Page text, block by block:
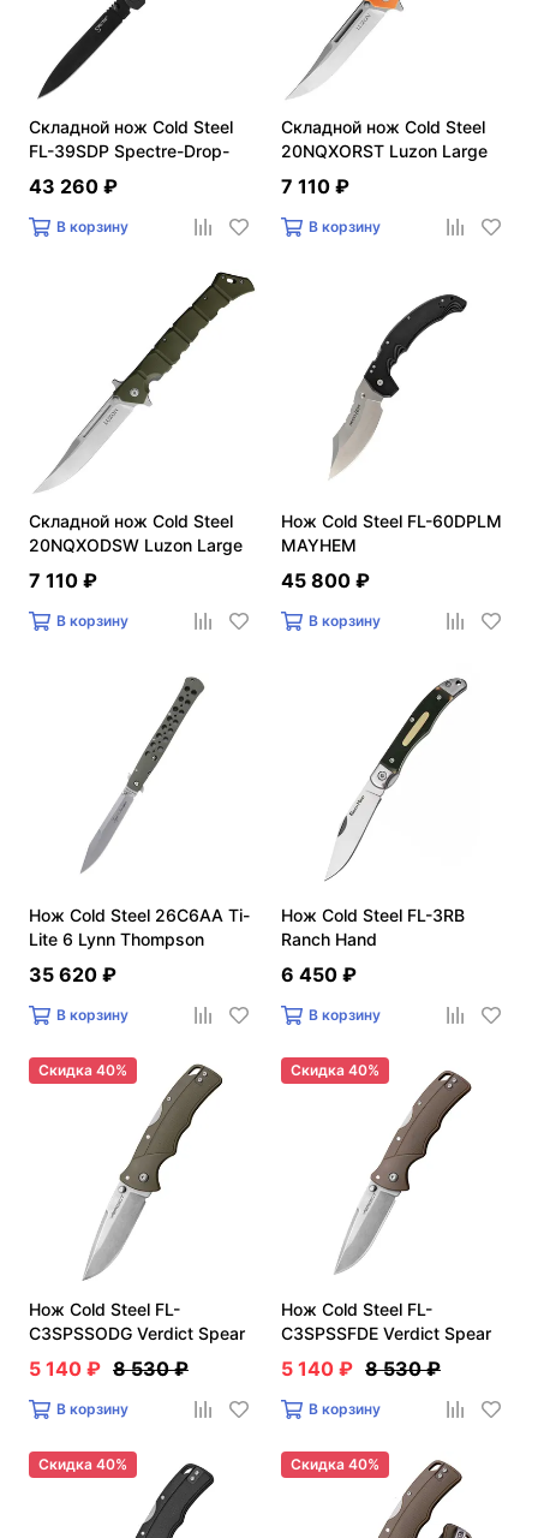
Складной нож Cold Steel
FL-39SDP Spectre-Drop-
Point
43 260 ₽
В корзину
Складной нож Cold Steel
20NQXORST Luzon Large
7 110 ₽
В корзину
Складной нож Cold Steel
20NQXODSW Luzon Large
7 110 ₽
В корзину
Нож Cold Steel FL-60DPLM
MAYHEM
45 800 ₽
В корзину
Нож Cold Steel 26C6AA Ti-
Lite 6 Lynn Thompson
Signature
35 620 ₽
В корзину
Нож Cold Steel FL-3RB
Ranch Hand
6 450 ₽
В корзину
Скидка 40%
Нож Cold Steel FL-
C3SPSSODG Verdict Spear
5 140 ₽ 8 530 ₽
В корзину
Скидка 40%
Нож Cold Steel FL-
C3SPSSFDE Verdict Spear
5 140 ₽ 8 530 ₽
В корзину
Скидка 40% Скидка 40%